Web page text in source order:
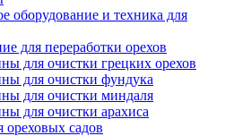
оборудование и техника для
для переработки орехов
для очистки грецких орехов
для очистки фундука
для очистки миндаля
для очистки арахиса
ореховых садов